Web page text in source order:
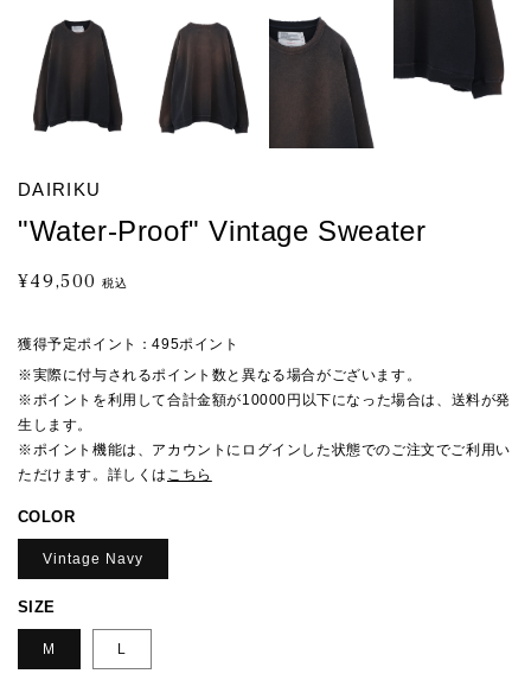
DAIRIKU
"Water-Proof" Vintage Sweater
通
価
格
¥49,500 税込
獲得予定ポイント：495ポイント
※実際に付与されるポイント数と異なる場合がございます。
※ポイントを利用して合計金額が10000円以下になった場合は、送料が発
生します。
※ポイント機能は、アカウントにログインした状態でのご注文でご利用い
ただけます。詳しくは こちら
COLOR
Vintage Navy
SIZE
M L